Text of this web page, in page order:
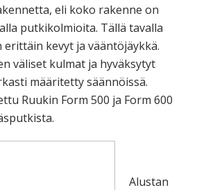
eli koko rakenne on
putkikolmioita. Tällä tavalla
erittäin kevyt ja vääntöjäykkä.
väliset kulmat ja hyväksytyt
määritetty säännöissä.
Ruukin Form 500 ja Form 600
Alustan